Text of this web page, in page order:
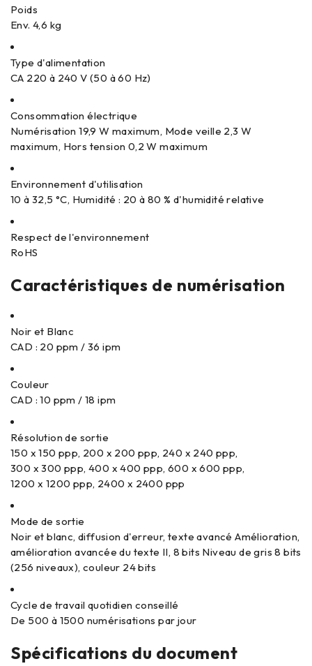
Poids
Env. 4,6 kg
Type d'alimentation
CA 220 à 240 V (50 à 60 Hz)
Consommation électrique
Numérisation 19,9 W maximum, Mode veille 2,3 W
maximum, Hors tension 0,2 W maximum
Environnement d'utilisation
10 à 32,5 °C, Humidité : 20 à 80 % d'humidité relative
Respect de l'environnement
RoHS
Caractéristiques de numérisation
Noir et Blanc
CAD : 20 ppm / 36 ipm
Couleur
CAD : 10 ppm / 18 ipm
Résolution de sortie
150 x 150 ppp, 200 x 200 ppp, 240 x 240 ppp,
300 x 300 ppp, 400 x 400 ppp, 600 x 600 ppp,
1200 x 1200 ppp, 2400 x 2400 ppp
Mode de sortie
Noir et blanc, diffusion d'erreur, texte avancé Amélioration,
amélioration avancée du texte II, 8 bits Niveau de gris 8 bits
(256 niveaux), couleur 24 bits
Cycle de travail quotidien conseillé
De 500 à 1500 numérisations par jour
Spécifications du document